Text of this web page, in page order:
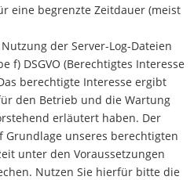
eine begrenzte Zeitdauer (meist
der Server-Log-Dateien
f) DSGVO (Berechtigtes Interesse
berechtigte Interesse ergibt
den Betrieb und die Wartung
erläutert haben. Der
unseres berechtigten
unter den Voraussetzungen
Nutzen Sie hierfür bitte die